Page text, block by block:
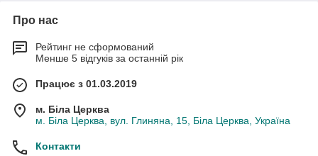
Про нас
Рейтинг не сформований
Менше 5 відгуків за останній рік
Працює з 01.03.2019
м. Біла Церква
м. Біла Церква, вул. Глиняна, 15, Біла Церква, Україна
Контакти